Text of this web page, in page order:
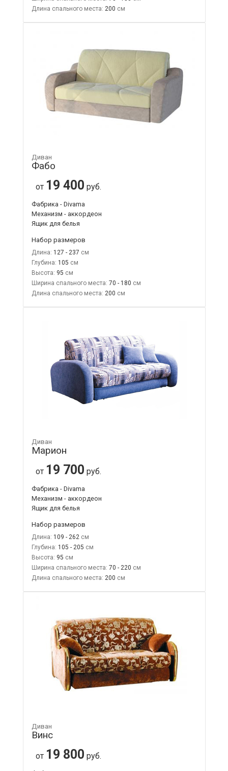
Длина спального места: 200
Диван
Фабо
от 19 400 руб.
Фабрика - Divama
Механизм - аккордеон
Ящик для белья
Набор размеров
Длина: 127 - 237
Глубина: 105
Высота: 95
Ширина спального места: 70 - 180
Длина спального места: 200
Диван
Марион
от 19 700 руб.
Фабрика - Divama
Механизм - аккордеон
Ящик для белья
Набор размеров
Длина: 109 - 262
Глубина: 105 - 205
Высота: 95
Ширина спального места: 70 - 220
Длина спального места: 200
Диван
Винс
от 19 800 руб.